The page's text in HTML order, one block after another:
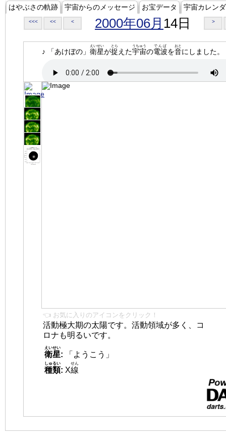
はやぶさの軌跡 宇宙からのメッセージ お宝データ 宇宙カレン
<<< << < 2000年06月 14日 >
♪ 「あけぼの」 衛星
えいせい
が捉
とら
えた宇宙
うちゅう
の電波
でんぱ
を音
おと
にしました。
👈 お気に入りのアイコンをクリック！
活動極大期の太陽です。活動領域が多く、コ
ロナも明るいです。
衛星
えいせい
:
「ようこう」
種類
しゅるい
: X線
せん